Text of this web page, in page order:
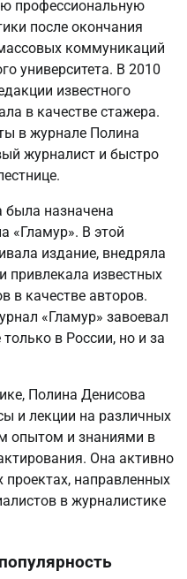
профессиональную
после окончания
коммуникаций
университета. В 2010
известного
в качестве стажера.
в журнале Полина
журналист и быстро
была назначена
«Гламур». В этой
издание, внедряла
известных
в качестве авторов.
«Гламур» завоевал
в России, но и за
Полина Денисова
и лекции на различных
опытом и знаниями в
Она активно
проектах, направленных
в журналистике